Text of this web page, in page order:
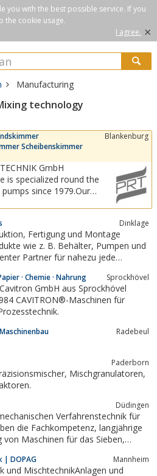
you with the best possible service. If you
the cookie usage.
I agree. ×
Manufacturing
technology
Scheibenskimmer
Blankenburg
GmbH
is specialized round the
Further
standard...
Dinklage
Montage
z. B. Behälter, Pumpen und
Partner für nahezu jede
und Industrie eingesetzt.
· Chemie · Nahrung Sprockhövel
GmbH aus Sprockhövel
CAVITRON®-Maschinen für
Radebeul
Paderborn
Mischgranulatoren,
Düdingen
Verfahrenstechnik für
Fachkompetenz, langjährige
Maschinen für das Sieben,
Spezialisten in
| DOPAG Mannheim
und MischtechnikAnlagen und